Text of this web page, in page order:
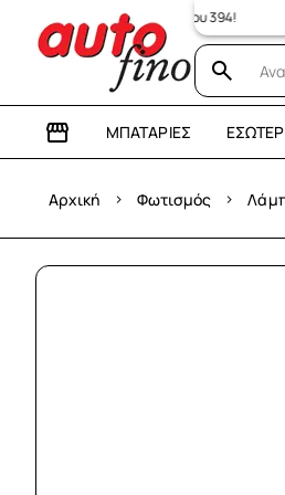
ΜΠΑΤΑΡΊΕΣ
Αρχική › Φωτισμός ›